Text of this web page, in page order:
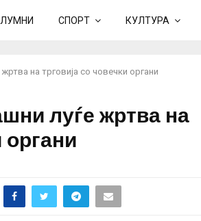
СПОРТ КУЛТУРА
на трговија со човечки органи
луѓе жртва на
органи